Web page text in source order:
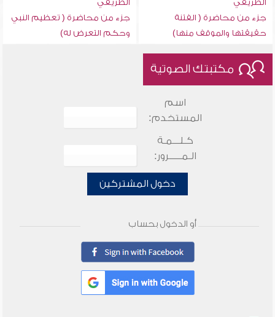
الطريفي
جزء من محاضرة ( الفتنة
حقيقتها والموقف منها)
الطريفي
جزء من محاضرة ( تعظيم النبي
وحكم التعرض له)
مكتبتك الصوتية
اسم
المستخدم:
كـلـــمـة
الـمـــــرور:
دخول المشتركين
أو الدخول بحساب